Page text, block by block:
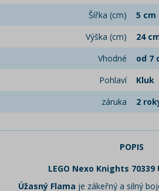
Šířka (cm)
5 cm
Výška (cm)
24
Vhodné
od 7
Pohlaví
Kluk
záruka
2
POPIS
LEGO Nexo Knights 70339
Úžasný Flama je zákeřný a silný